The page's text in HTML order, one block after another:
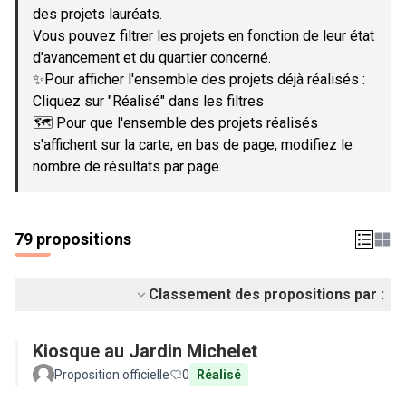
des projets lauréats.
Vous pouvez filtrer les projets en fonction de leur état
d'avancement et du quartier concerné.
✨Pour afficher l'ensemble des projets déjà réalisés :
Cliquez sur "Réalisé" dans les filtres
🗺️ Pour que l'ensemble des projets réalisés
s'affichent sur la carte, en bas de page, modifiez le
nombre de résultats par page.
79 propositions
Classement des propositions par :
Kiosque au Jardin Michelet
Proposition officielle 0 Réalisé